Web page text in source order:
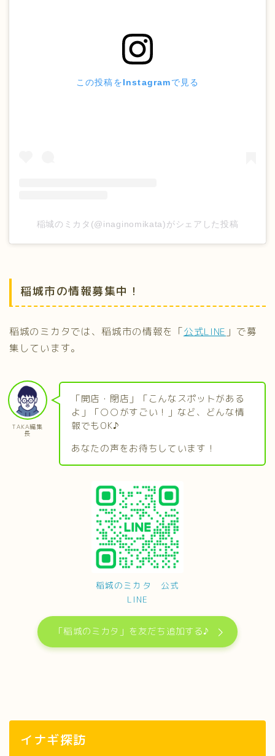
この投稿をInstagramで見る
稲城のミカタ(@inaginomikata)がシェアした投稿
稲城市の情報募集中！
稲城のミカタでは、稲城市の情報を「公式LINE 」で募
集しています。
TAKA編集
長
「開店・閉店」「こんなスポットがある
よ」「○○がすごい！」など、どんな情
報でもOK♪
あなたの声をお待ちしています！
稲城のミカタ 公式
LINE
「稲城のミカタ」を友だち追加する♪
イナギ探訪